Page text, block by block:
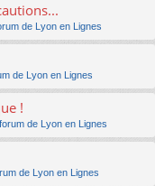
de Lyon en Lignes
de Lyon en Lignes
!
forum de Lyon en Lignes
de Lyon en Lignes